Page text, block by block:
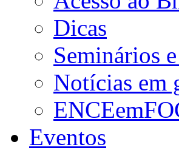
Dicas
Seminários
Notícias em
Eventos